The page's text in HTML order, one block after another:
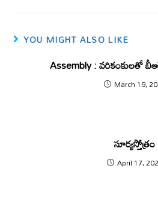
YOU MIGHT ALSO LIKE
Assembly : వ‌రికంకుల‌తో
March 19,
సూర్యస్తోత్రం
April 17,